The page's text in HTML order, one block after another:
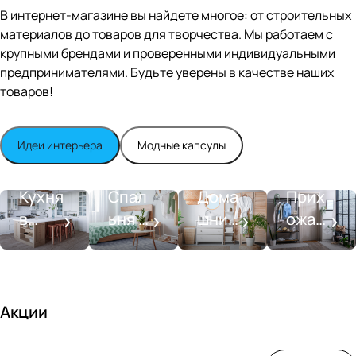
n
Whit
e
satin
В интернет-магазине вы найдете многое: от строительных
материалов до товаров для творчества. Мы работаем с
крупными брендами и проверенными индивидуальными
предпринимателями. Будьте уверены в качестве наших
товаров!
Идеи интерьера Модные капсулы
Кухня
в
стиле
Спал
ьня в
совре
Дома
шний
SPA-
Прих
ожая
со
Акции